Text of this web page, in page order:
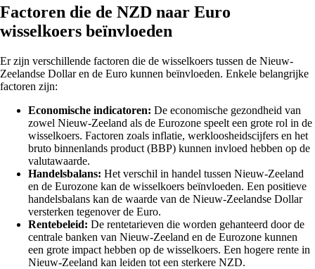
Factoren die de NZD naar Euro
wisselkoers beïnvloeden
Er zijn verschillende factoren die de wisselkoers tussen de Nieuw-
Zeelandse Dollar en de Euro kunnen beïnvloeden. Enkele belangrijke
factoren zijn:
Economische indicatoren: De economische gezondheid van
zowel Nieuw-Zeeland als de Eurozone speelt een grote rol in de
wisselkoers. Factoren zoals inflatie, werkloosheidscijfers en het
bruto binnenlands product (BBP) kunnen invloed hebben op de
valutawaarde.
Handelsbalans: Het verschil in handel tussen Nieuw-Zeeland
en de Eurozone kan de wisselkoers beïnvloeden. Een positieve
handelsbalans kan de waarde van de Nieuw-Zeelandse Dollar
versterken tegenover de Euro.
Rentebeleid: De rentetarieven die worden gehanteerd door de
centrale banken van Nieuw-Zeeland en de Eurozone kunnen
een grote impact hebben op de wisselkoers. Een hogere rente in
Nieuw-Zeeland kan leiden tot een sterkere NZD.